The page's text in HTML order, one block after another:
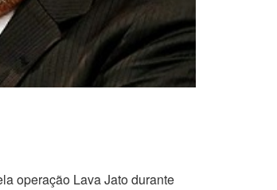
operação Lava Jato durante